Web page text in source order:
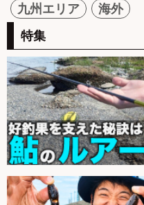
九州エリア
海外
特集